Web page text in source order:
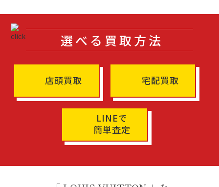
選べる買取方法
店頭買取 宅配買取
LINEで
簡単査定